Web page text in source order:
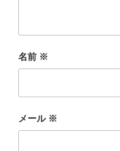
名前 ※
メール ※